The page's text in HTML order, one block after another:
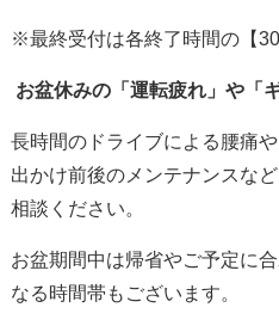
※最終受付は各終了時間の【
お盆休みの「運転疲れ」や「
長時間のドライブによる腰痛
出かけ前後のメンテナンスな
相談ください。
お盆期間中は帰省やご予定に
なる時間帯もございます。